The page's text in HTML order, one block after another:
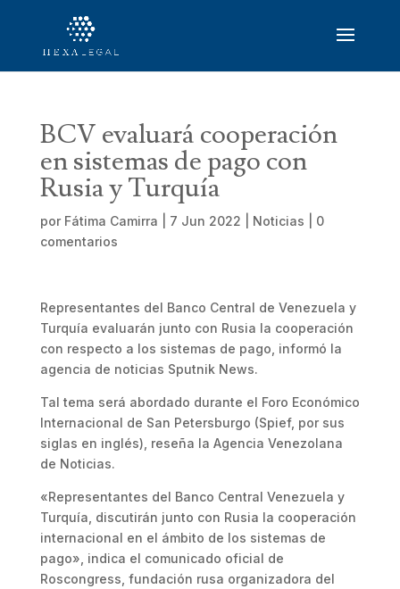
BCV evaluará cooperación
en sistemas de pago con
Rusia y Turquía
por Fátima Camirra 7 Jun 2022 Noticias
0
comentarios
Representantes del Banco Central de Venezuela y
Turquía evaluarán junto con Rusia la cooperación
con respecto a los sistemas de pago, informó la
agencia de noticias Sputnik News.
Tal tema será abordado durante el Foro Económico
Internacional de San Petersburgo (Spief, por sus
siglas en inglés), reseña la Agencia Venezolana
de Noticias.
«Representantes del Banco Central Venezuela y
Turquía, discutirán junto con Rusia la cooperación
internacional en el ámbito de los sistemas de
pago», indica el comunicado oficial de
Roscongress, fundación rusa organizadora del